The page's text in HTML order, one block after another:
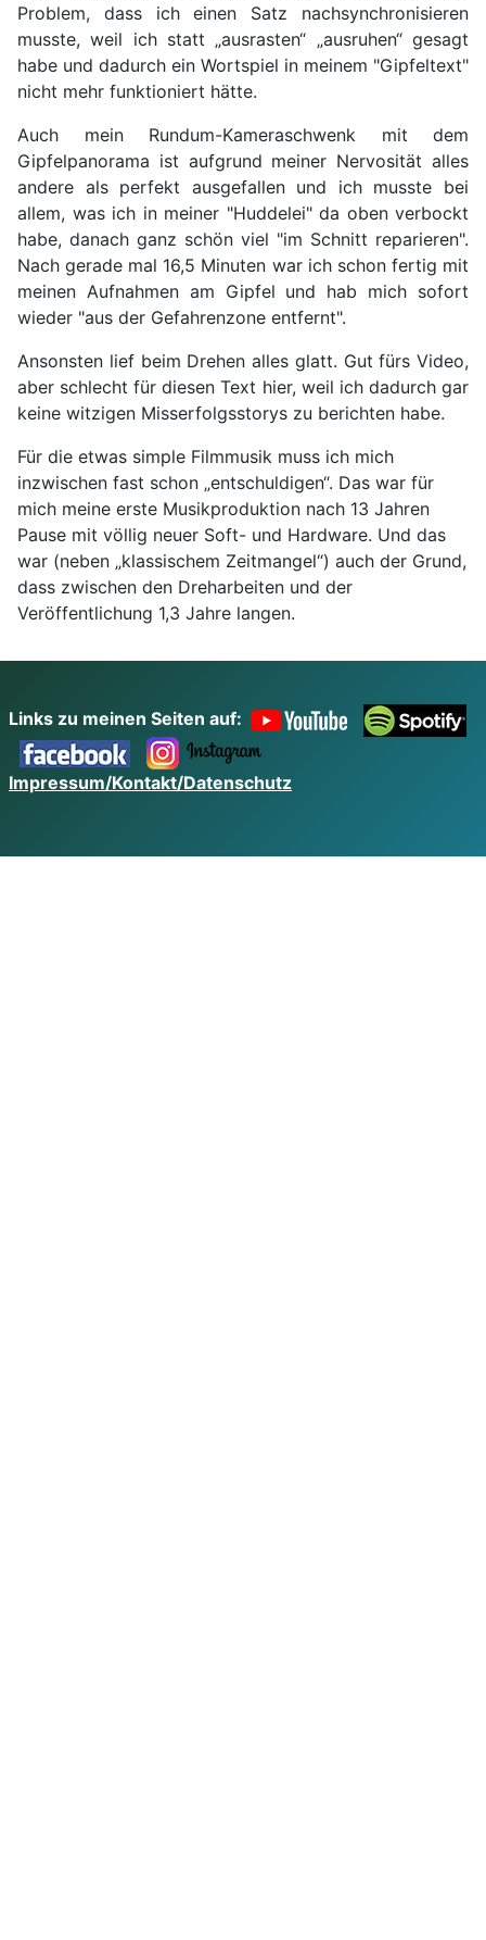
Problem, dass ich einen Satz nachsynchronisieren
musste, weil ich statt „ausrasten“ „ausruhen“ gesagt
habe und dadurch ein Wortspiel in meinem "Gipfeltext"
nicht mehr funktioniert hätte.
Auch mein Rundum-Kameraschwenk mit dem
Gipfelpanorama ist aufgrund meiner Nervosität alles
andere als perfekt ausgefallen und ich musste bei
allem, was ich in meiner "Huddelei" da oben verbockt
habe, danach ganz schön viel "im Schnitt reparieren".
Nach gerade mal 16,5 Minuten war ich schon fertig mit
meinen Aufnahmen am Gipfel und hab mich sofort
wieder "aus der Gefahrenzone entfernt".
Ansonsten lief beim Drehen alles glatt. Gut fürs Video,
aber schlecht für diesen Text hier, weil ich dadurch gar
keine witzigen Misserfolgsstorys zu berichten habe.
Für die etwas simple Filmmusik muss ich mich
inzwischen fast schon „entschuldigen“. Das war für
mich meine erste Musikproduktion nach 13 Jahren
Pause mit völlig neuer Soft- und Hardware. Und das
war (neben „klassischem Zeitmangel“) auch der Grund,
dass zwischen den Dreharbeiten und der
Veröffentlichung 1,3 Jahre langen.
Links zu meinen Seiten auf:
Impressum/Kontakt/Datenschutz